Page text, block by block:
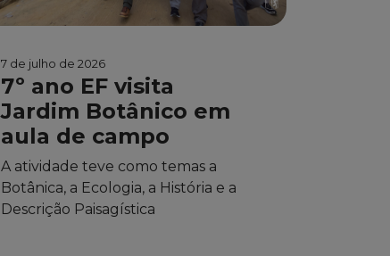
7 de julho de 2026
7º ano EF visita
Jardim Botânico em
aula de campo
A atividade teve como temas a
Botânica, a Ecologia, a História e a
Descrição Paisagística